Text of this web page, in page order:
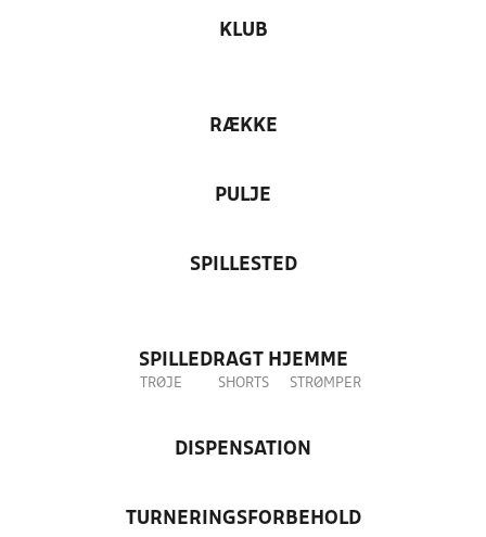
KLUB
RÆKKE
PULJE
SPILLESTED
SPILLEDRAGT HJEMME
TRØJE SHORTS STRØMPER
DISPENSATION
TURNERINGSFORBEHOLD